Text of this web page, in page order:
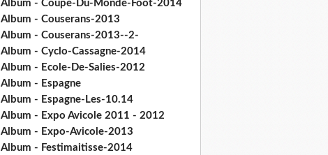
Album - Coupe-Du-Monde-Foot-2014
Album - Couserans-2013
Album - Couserans-2013--2-
Album - Cyclo-Cassagne-2014
Album - Ecole-De-Salies-2012
Album - Espagne
Album - Espagne-Les-10.14
Album - Expo Avicole 2011 - 2012
Album - Expo-Avicole-2013
Album - Festimaitisse-2014